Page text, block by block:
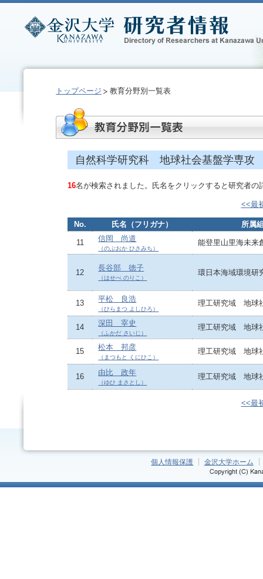
トップページ 教育分野別一覧表
自然科学研究科 地球社会基盤学専攻
16名が検索されました。氏名をクリックすると研究者の
<<最
No. 氏名（フリガナ） 所属
11 信岡 尚道
（のぶおか ひさみち）
能登里山里海未来
12
長谷部 徳子
（はせべ のりこ）
環日本海域環境研
13 平松 良浩
（ひらまつ よしひろ）
理工研究域 地球
14 深田 宰史
（ふかだ さいじ）
理工研究域 地球
15 松本 邦彦
（まつもと くにひこ）
理工研究域 地球
16 由比 政年
（ゆひ まさとし）
理工研究域 地球
<<最
個人情報保護 金沢大学ホーム